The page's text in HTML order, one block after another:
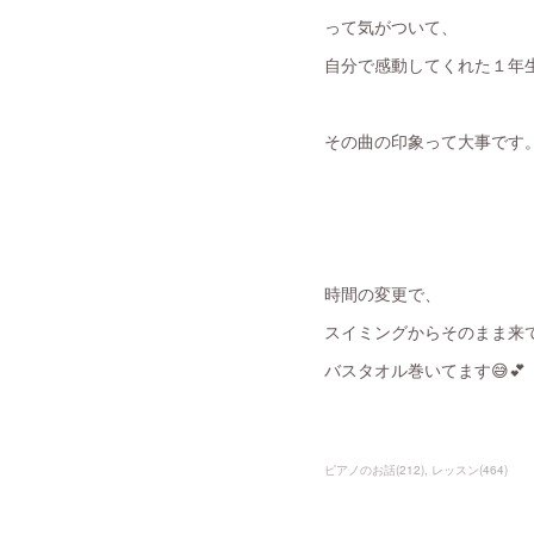
って気がついて、
自分で感動してくれた１年
その曲の印象って大事です
時間の変更で、
スイミングからそのまま来
バスタオル巻いてます😅💕
ピアノのお話(212) レッスン(464)